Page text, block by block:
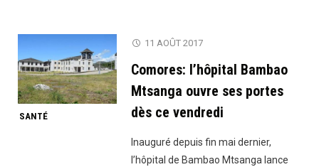
SANTÉ
11 AOÛT 2017
Comores: l’hôpital Bambao
Mtsanga ouvre ses portes
dès ce vendredi
Inauguré depuis fin mai dernier,
l’hôpital de Bambao Mtsanga lance